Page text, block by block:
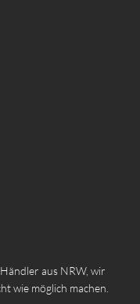
aus NRW, wir
wie möglich machen.